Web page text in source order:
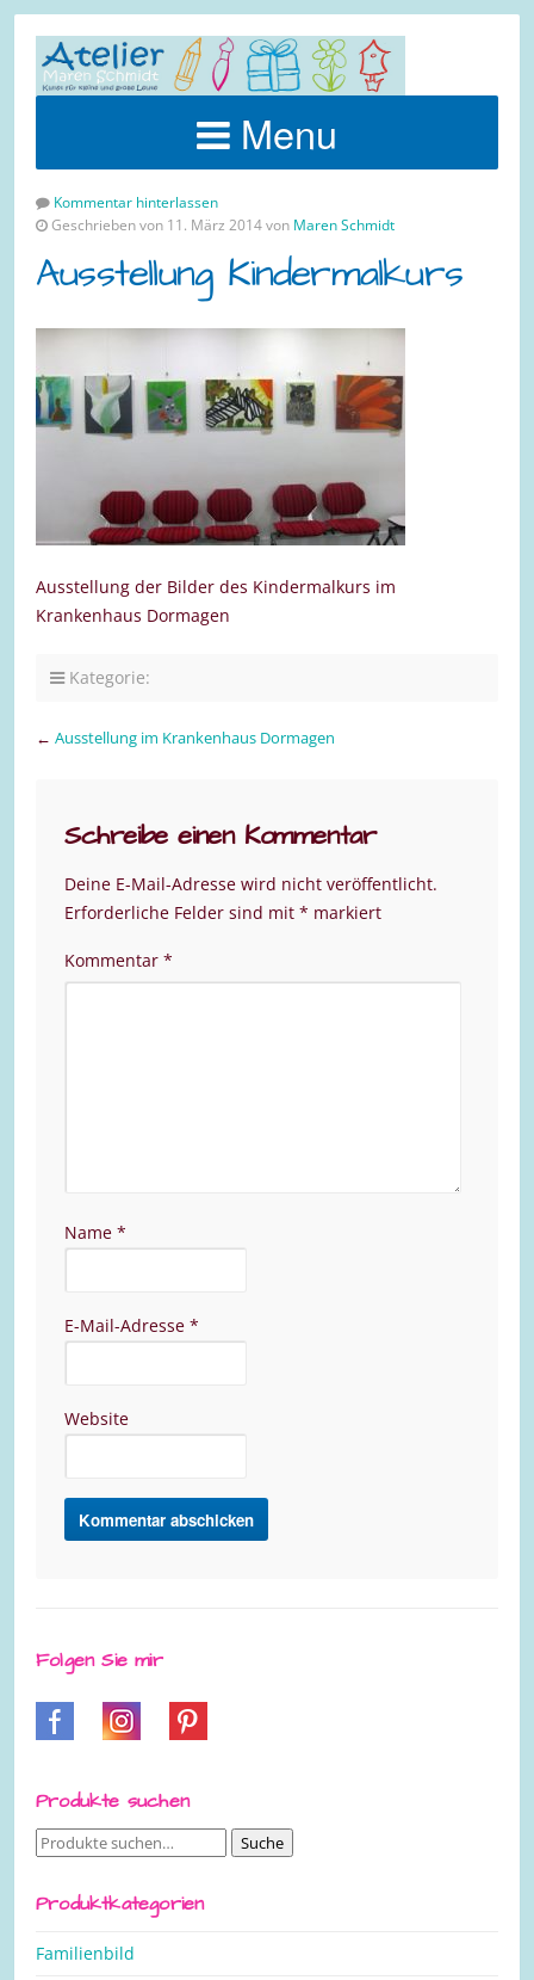
Menu
Kommentar hinterlassen
Geschrieben von 11. März 2014 von Maren Schmidt
Ausstellung Kindermalkurs
Ausstellung der Bilder des Kindermalkurs im
Krankenhaus Dormagen
Kategorie:
← Ausstellung im Krankenhaus Dormagen
Schreibe einen Kommentar
Deine E-Mail-Adresse wird nicht veröffentlicht.
Erforderliche Felder sind mit * markiert
Kommentar *
Name *
E-Mail-Adresse *
Website
Folgen Sie mir
Produkte suchen
Suche
Suche
Produktkategorien
Familienbild